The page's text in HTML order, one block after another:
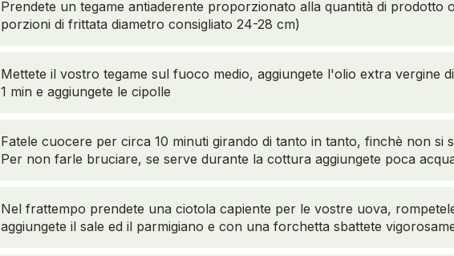
Prendete un tegame antiaderente proporzionato alla quantità di prodotto
porzioni di frittata diametro consigliato 24-28 cm)
Mettete il vostro tegame sul fuoco medio, aggiungete l'olio extra vergine
1 min e aggiungete le cipolle
Fatele cuocere per circa 10 minuti girando di tanto in tanto, finchè non si
Per non farle bruciare, se serve durante la cottura aggiungete poca
Nel frattempo prendete una ciotola capiente per le vostre uova,
aggiungete il sale ed il parmigiano e con una forchetta sbattete